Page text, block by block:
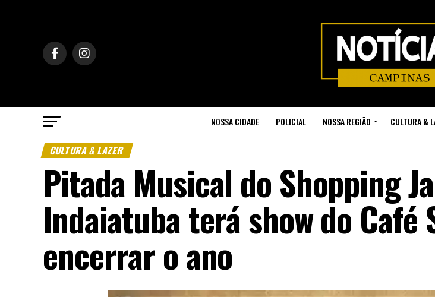
NOSSA CIDADE POLICIAL NOSSA REGIÃO CULTURA &
CULTURA & LAZER
Pitada Musical do Shopping
Indaiatuba terá show do Café
encerrar o ano